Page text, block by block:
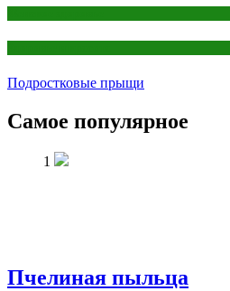
Подростковые прыщи
Самое популярное
1
Пчелиная пыльца